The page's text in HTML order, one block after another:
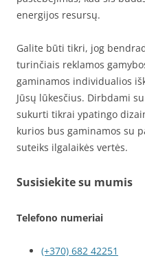
energijos resursų.
Galite būti tikri, jog
turinčiais reklamos
gaminamos individualios
Jūsų lūkesčius. Dirbdami
sukurti tikrai ypatingo
kurios bus gaminamos su
suteiks ilgalaikės vertės.
Susisiekite su mumis
Telefono numeriai
(+370) 682 42251